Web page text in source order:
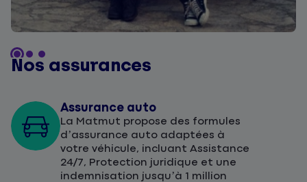
Nos assurances
Assurance auto
La Matmut propose des formules
d’assurance auto adaptées à
votre véhicule, incluant Assistance
24/7, Protection juridique et une
indemnisation jusqu’à 1 million